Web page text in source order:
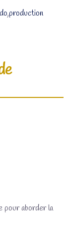
,production
pour aborder la